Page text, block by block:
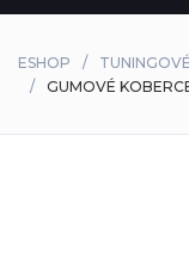
ESHOP
GUMOVÉ